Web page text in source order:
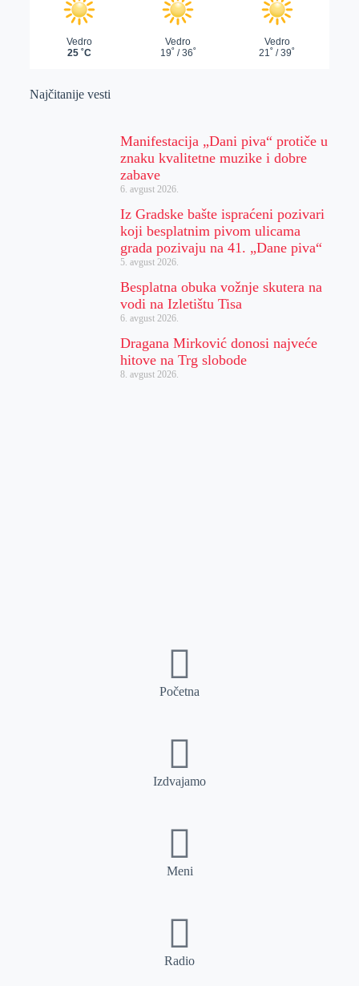
Najčitanije vesti
Manifestacija „Dani piva“ protiče u
znaku kvalitetne muzike i dobre
zabave
6. avgust 2026.
Iz Gradske bašte ispraćeni pozivari
koji besplatnim pivom ulicama
grada pozivaju na 41. „Dane piva“
5. avgust 2026.
Besplatna obuka vožnje skutera na
vodi na Izletištu Tisa
6. avgust 2026.
Dragana Mirković donosi najveće
hitove na Trg slobode
8. avgust 2026.
Početna
Izdvajamo
Meni
Radio